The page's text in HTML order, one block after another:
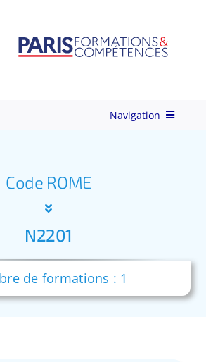
Navigation
Formations
Code ROME
N2201
de formations : 1